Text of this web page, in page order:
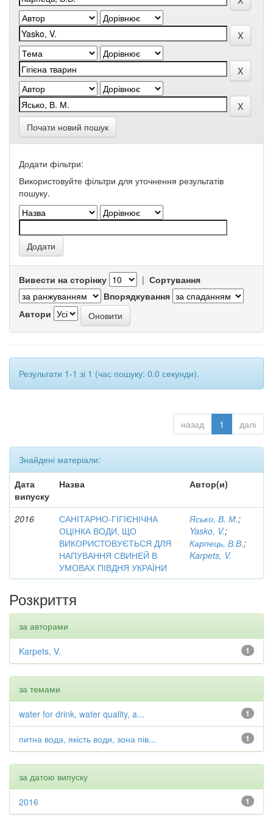
Почати новий пошук
Додати фільтри:
Використовуйте фільтри для уточнення результатів
пошуку.
Вивести на сторінку | Сортування
Впорядкування
Автори
Результати 1-1 зі 1 (час пошуку: 0.0 секунди).
назад 1 далі
Знайдені матеріали:
Дата
випуску
Назва Автор(и)
2016
САНІТАРНО-ГІГІЄНІЧНА
ОЦІНКА ВОДИ, ЩО
ВИКОРИСТОВУЄТЬСЯ ДЛЯ
НАПУВАННЯ СВИНЕЙ В
УМОВАХ ПІВДНЯ УКРАЇНИ
Ясько, В. М.;
Yasko, V.;
Карпець, В.В.;
Karpets, V.
Розкриття
за авторами
1
Karpets, V.
за темами
1
water for drink, water quality, a...
1
питна вода, якість води, зона пів...
за датою випуску
1
2016